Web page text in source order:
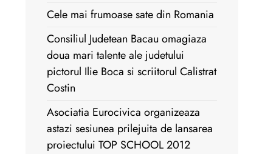
Cele mai frumoase sate din Romania
Consiliul Judetean Bacau omagiaza
doua mari talente ale judetului
pictorul Ilie Boca si scriitorul Calistrat
Costin
Asociatia Eurocivica organizeaza
astazi sesiunea prilejuita de lansarea
proiectului TOP SCHOOL 2012